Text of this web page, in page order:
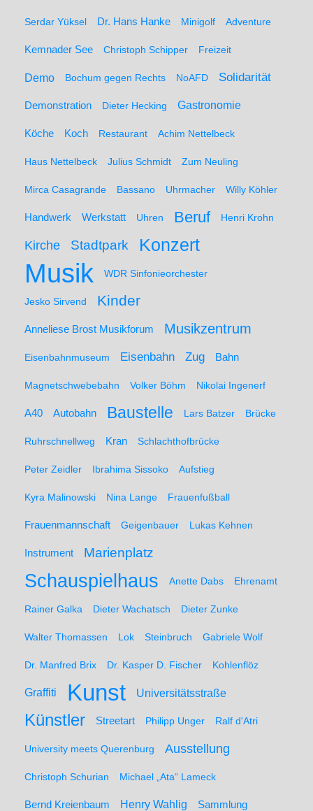
Serdar Yüksel Dr. Hans Hanke Minigolf Adventure
Kemnader See Christoph Schipper Freizeit
Demo Bochum gegen Rechts NoAFD Solidarität
Demonstration Dieter Hecking Gastronomie
Köche Koch Restaurant Achim Nettelbeck
Haus Nettelbeck Julius Schmidt Zum Neuling
Mirca Casagrande Bassano Uhrmacher Willy Köhler
Handwerk Werkstatt Uhren Beruf Henri Krohn
Kirche Stadtpark Konzert
Musik WDR Sinfonieorchester
Jesko Sirvend Kinder
Anneliese Brost Musikforum Musikzentrum
Eisenbahnmuseum Eisenbahn Zug Bahn
Magnetschwebebahn Volker Böhm Nikolai Ingenerf
A40 Autobahn Baustelle Lars Batzer Brücke
Ruhrschnellweg Kran Schlachthofbrücke
Peter Zeidler Ibrahima Sissoko Aufstieg
Kyra Malinowski Nina Lange Frauenfußball
Frauenmannschaft Geigenbauer Lukas Kehnen
Instrument Marienplatz
Schauspielhaus Anette Dabs Ehrenamt
Rainer Galka Dieter Wachatsch Dieter Zunke
Walter Thomassen Lok Steinbruch Gabriele Wolf
Dr. Manfred Brix Dr. Kasper D. Fischer Kohlenflöz
Graffiti Kunst Universitätsstraße
Künstler Streetart Philipp Unger Ralf d'Atri
University meets Querenburg Ausstellung
Christoph Schurian Michael „Ata“ Lameck
Bernd Kreienbaum Henry Wahlig Sammlung